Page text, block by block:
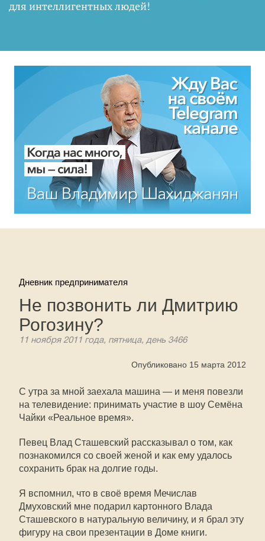
для интеллигентных людей!
Дневник предпринимателя
Не позвонить ли Дмитрию
Рогозину?
11 ноября 2011 года, пятница, день 3466
Опубликовано 15 марта 2012
С утра за мной заехала машина — и меня повезли
на телевидение: принимать участие в шоу Семёна
Чайки «Реальное время».
Певец Влад Сташевский рассказывал о том, как
познакомился со своей женой и как ему удалось
сохранить брак на долгие годы.
Я вспомнил, что в своё время Мечислав
Дмуховский мне подарил картонного Влада
Сташевского в натуральную величину, и я брал эту
фигуру на свои презентации в Доме книги.